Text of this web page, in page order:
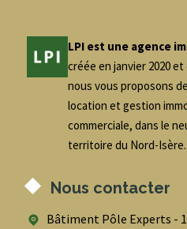
LPI est une agence
créée en janvier 2020
nous vous proposons
location et gestion
commerciale, dans le
territoire du Nord-Isère.
Nous contacter
Bâtiment Pôle Experts -